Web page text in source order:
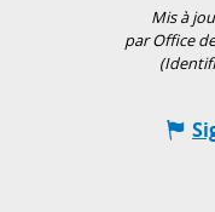
Mis à
par Office